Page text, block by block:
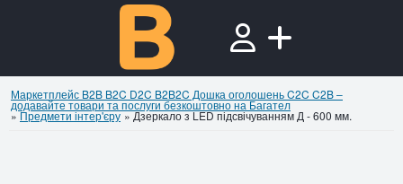
Маркетплейс B2B B2C D2C B2B2C Дошка оголошень C2C C2B –
додавайте товари та послуги безкоштовно на Багател
»Предмети інтер'єру »Дзеркало з LED підсвічуванням Д - 600 мм.